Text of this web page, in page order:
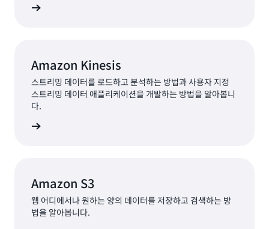
Amazon Kinesis
스트리밍 데이터를 로드하고 분석하는 방법과 사용자 지정
스트리밍 데이터 애플리케이션을 개발하는 방법을 알아봅니
다.
Amazon S3
웹 어디에서나 원하는 양의 데이터를 저장하고 검색하는 방
법을 알아봅니다.